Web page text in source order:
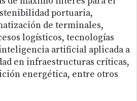
portuaria,
de terminales,
logísticos, tecnologías
artificial aplicada a
en infraestructuras críticas,
energética, entre otros